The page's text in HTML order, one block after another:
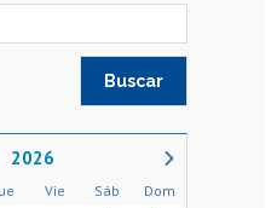
2026
Vie Sáb
Dom